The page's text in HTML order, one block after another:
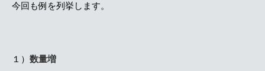
今回も例を列挙します。
１） 数量増